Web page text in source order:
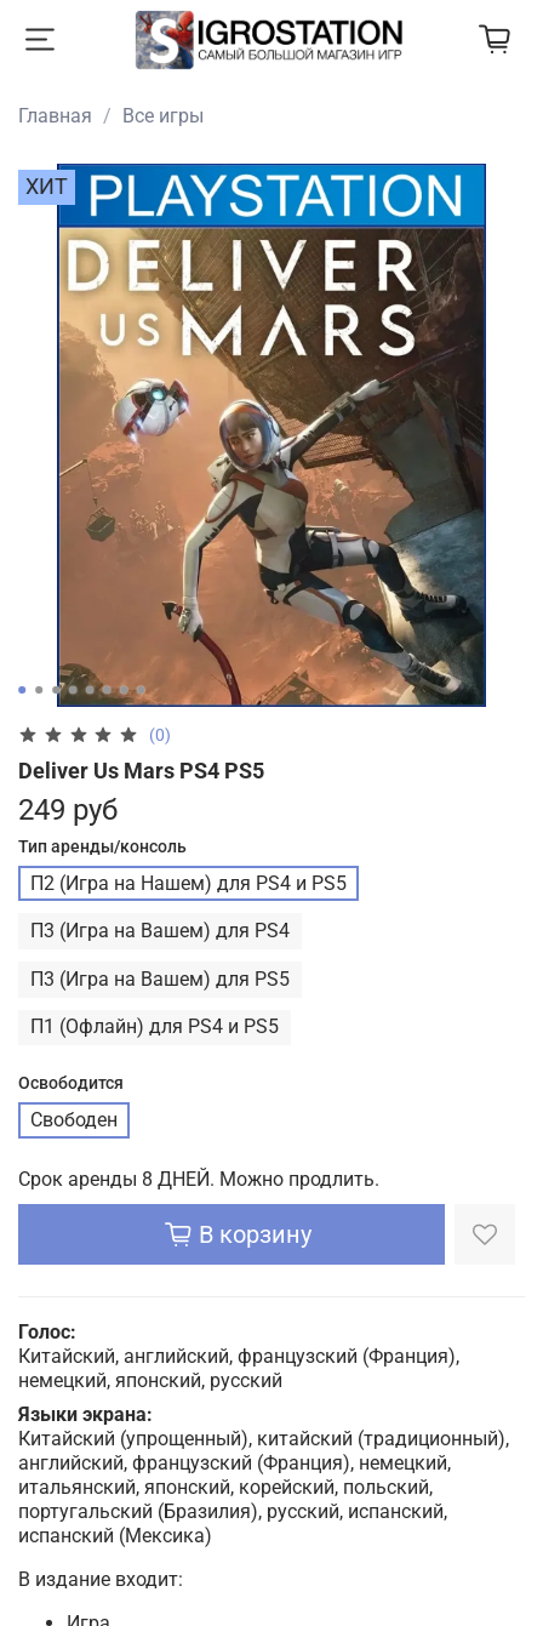
Главная Все игры
ХИТ
(0)
Deliver Us Mars PS4 PS5
249 руб
Тип аренды/консоль
П2 (Игра на Нашем) для PS4 и PS5
П3 (Игра на Вашем) для PS4
П3 (Игра на Вашем) для PS5
П1 (Офлайн) для PS4 и PS5
Освободится
Свободен
Срок аренды 8 ДНЕЙ. Можно продлить.
В корзину
Голос:
Китайский, английский, французский (Франция),
немецкий, японский, русский
Языки экрана:
Китайский (упрощенный), китайский (традиционный),
английский, французский (Франция), немецкий,
итальянский, японский, корейский, польский,
португальский (Бразилия), русский, испанский,
испанский (Мексика)
В издание входит: